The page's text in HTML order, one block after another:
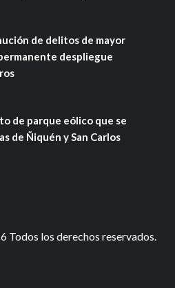
de delitos de mayor
despliegue
de parque eólico que se
de Ñiquén y San Carlos